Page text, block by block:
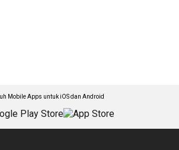
Mobile Apps untuk iOS dan Android